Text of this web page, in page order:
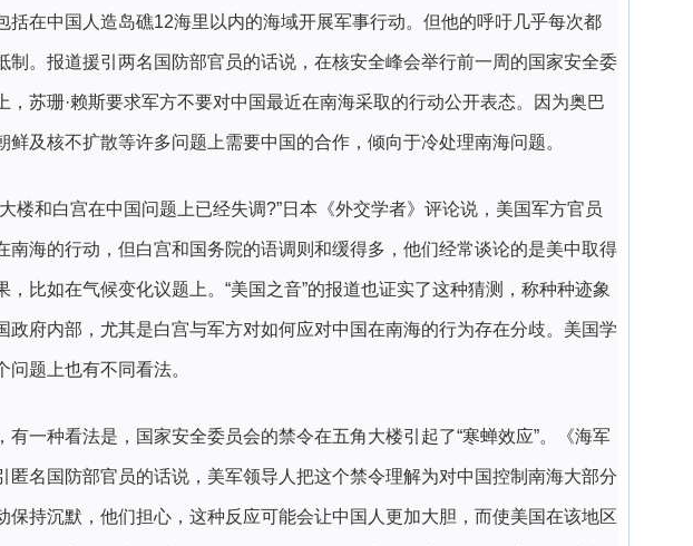
括在中国人造岛礁12海里以内的海域开展军事行动。但他的呼吁几乎每次都
制。报道援引两名国防部官员的话说，在核安全峰会举行前一周的国家安全委
，苏珊·赖斯要求军方不要对中国最近在南海采取的行动公开表态。因为奥巴
鲜及核不扩散等许多问题上需要中国的合作，倾向于冷处理南海问题。
楼和白宫在中国问题上已经失调?”日本《外交学者》评论说，美国军方官员
南海的行动，但白宫和国务院的语调则和缓得多，他们经常谈论的是美中取得
，比如在气候变化议题上。“美国之音”的报道也证实了这种猜测，称种种迹象
政府内部，尤其是白宫与军方对如何应对中国在南海的行为存在分歧。美国学
问题上也有不同看法。
有一种看法是，国家安全委员会的禁令在五角大楼引起了“寒蝉效应”。《海军
匿名国防部官员的话说，美军领导人把这个禁令理解为对中国控制南海大部分
保持沉默，他们担心，这种反应可能会让中国人更加大胆，而使美国在该地区